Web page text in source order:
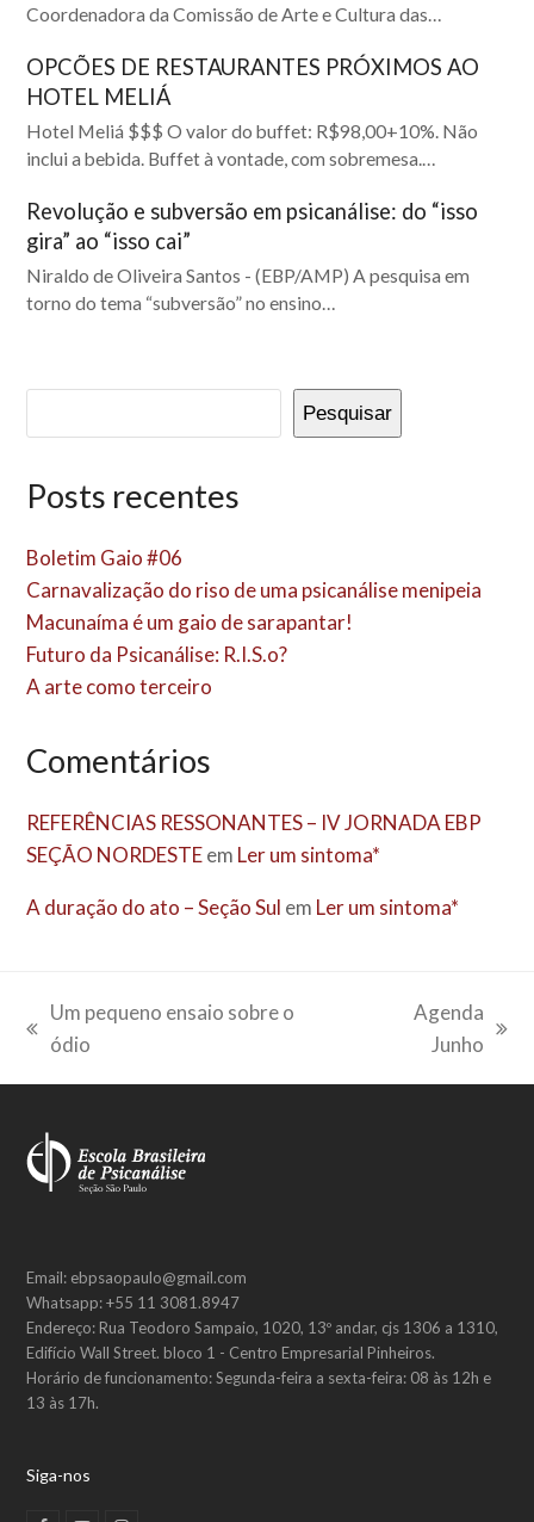
Coordenadora da Comissão de Arte e Cultura das…
OPCÕES DE RESTAURANTES PRÓXIMOS AO
HOTEL MELIÁ
Hotel Meliá $$$ O valor do buffet: R$98,00+10%. Não
inclui a bebida. Buffet à vontade, com sobremesa.…
Revolução e subversão em psicanálise: do “isso
gira” ao “isso cai”
Niraldo de Oliveira Santos - (EBP/AMP) A pesquisa em
torno do tema “subversão” no ensino…
Pesquisar
Posts recentes
Boletim Gaio #06
Carnavalização do riso de uma psicanálise menipeia
Macunaíma é um gaio de sarapantar!
Futuro da Psicanálise: R.I.S.o?
A arte como terceiro
Comentários
REFERÊNCIAS RESSONANTES – IV JORNADA EBP
SEÇÃO NORDESTEem Ler um sintoma*
A duração do ato – Seção Sul em Ler um sintoma*
previous
Um pequeno ensaio sobre o
ódio
Agenda
Junho
Email: ebpsaopaulo@gmail.com
Whatsapp: +55 11 3081.8947
Endereço: Rua Teodoro Sampaio, 1020, 13º andar, cjs 1306 a 1310,
Edifício Wall Street. bloco 1 - Centro Empresarial Pinheiros.
Horário de funcionamento: Segunda-feira a sexta-feira: 08 às 12h e
13 às 17h.
Siga-nos